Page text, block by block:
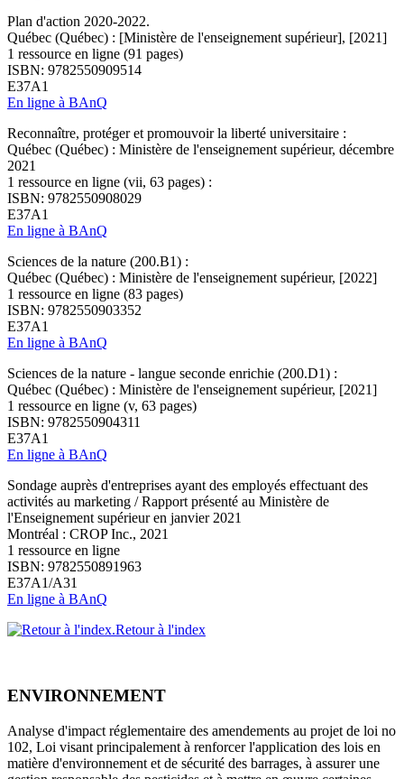
Plan d'action 2020-2022.
Québec (Québec) : [Ministère de l'enseignement supérieur], [2021]
1 ressource en ligne (91 pages)
ISBN: 9782550909514
E37A1
En ligne à BAnQ
Reconnaître, protéger et promouvoir la liberté universitaire :
Québec (Québec) : Ministère de l'enseignement supérieur, décembre
2021
1 ressource en ligne (vii, 63 pages) :
ISBN: 9782550908029
E37A1
En ligne à BAnQ
Sciences de la nature (200.B1) :
Québec (Québec) : Ministère de l'enseignement supérieur, [2022]
1 ressource en ligne (83 pages)
ISBN: 9782550903352
E37A1
En ligne à BAnQ
Sciences de la nature - langue seconde enrichie (200.D1) :
Québec (Québec) : Ministère de l'enseignement supérieur, [2021]
1 ressource en ligne (v, 63 pages)
ISBN: 9782550904311
E37A1
En ligne à BAnQ
Sondage auprès d'entreprises ayant des employés effectuant des
activités au marketing / Rapport présenté au Ministère de
l'Enseignement supérieur en janvier 2021
Montréal : CROP Inc., 2021
1 ressource en ligne
ISBN: 9782550891963
E37A1/A31
En ligne à BAnQ
Retour à l'index
ENVIRONNEMENT
Analyse d'impact réglementaire des amendements au projet de loi no
102, Loi visant principalement à renforcer l'application des lois en
matière d'environnement et de sécurité des barrages, à assurer une